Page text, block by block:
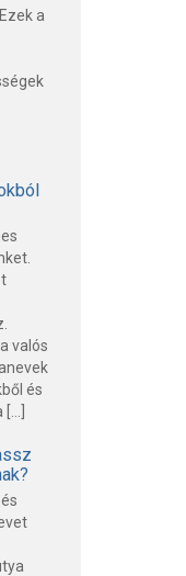
a
valós
és